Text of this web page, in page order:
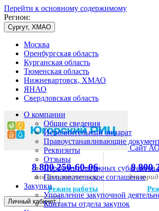
Перейти к основному содержимому
Регион:
Сургут, ХМАО
Москва
Оренбургская область
Курганская область
Тюменская область
Нижневартовск, ХМАО
ЯНАО
Свердловская область
Сайт АО
8 800 250-60-06
для физических лиц
Режим работы
8 800
для
Личный кабинет
О компании
Общие сведения
Исполнительный аппарат
Правоустанавливающие
Реквизиты
Отзывы
Перечень платежных
Пользовательское соглашение
Закупки
Управление закупочной
Контакты отдела закупок